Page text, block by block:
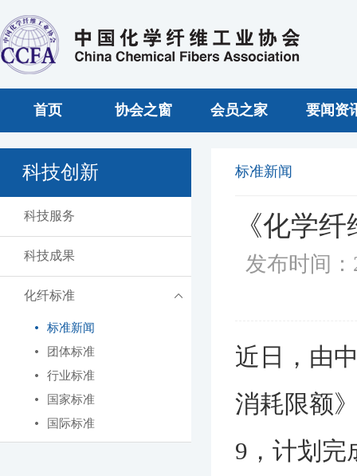
首页 协会之窗 会员之家 要闻资
科技创新
科技服务
科技成果
化纤标准
标准新闻
团体标准
行业标准
国家标准
国际标准
标准新闻
《化学
发布时间
近日，由
消耗限额
9，计划完